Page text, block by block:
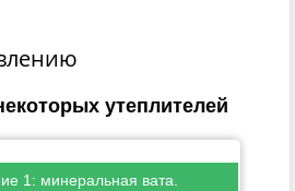
утеплителей
1: минеральная вата.